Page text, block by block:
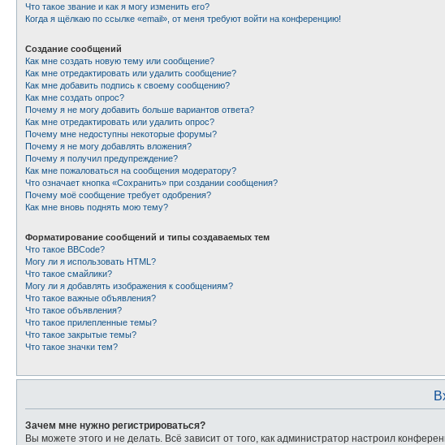
Что такое звание и как я могу изменить его?
Когда я щёлкаю по ссылке «email», от меня требуют войти на конференцию!
Создание сообщений
Как мне создать новую тему или сообщение?
Как мне отредактировать или удалить сообщение?
Как мне добавить подпись к своему сообщению?
Как мне создать опрос?
Почему я не могу добавить больше вариантов ответа?
Как мне отредактировать или удалить опрос?
Почему мне недоступны некоторые форумы?
Почему я не могу добавлять вложения?
Почему я получил предупреждение?
Как мне пожаловаться на сообщения модератору?
Что означает кнопка «Сохранить» при создании сообщения?
Почему моё сообщение требует одобрения?
Как мне вновь поднять мою тему?
Форматирование сообщений и типы создаваемых тем
Что такое BBCode?
Могу ли я использовать HTML?
Что такое смайлики?
Могу ли я добавлять изображения к сообщениям?
Что такое важные объявления?
Что такое объявления?
Что такое прилепленные темы?
Что такое закрытые темы?
Что такое значки тем?
Зачем мне нужно регистрироваться?
Вы можете этого и не делать. Всё зависит от того, как администратор настроил